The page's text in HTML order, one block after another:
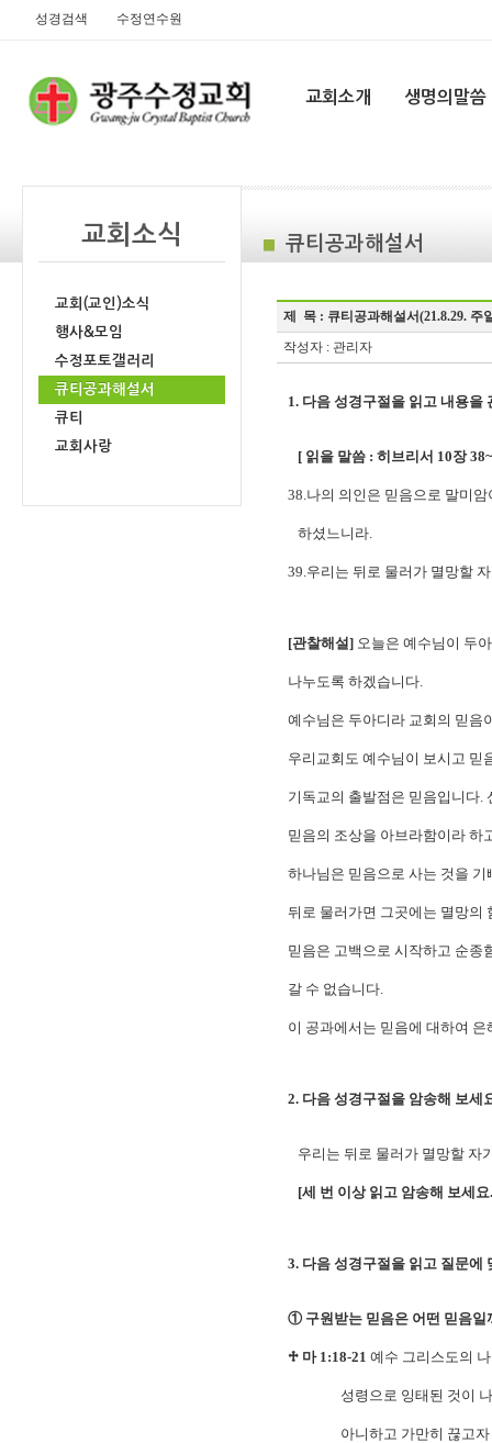
성경검색 수정연수원
교회소개 생명의말씀
교회소식
교회(교인)소식
행사&모임
수정포토갤러리
큐티공과해설서
큐티
교회사랑
큐티공과해설서
제 목 : 큐티공과해설서(21.8.29. 주
작성자 : 관리자
1. 다음 성경구절을 읽고 내용을
[ 읽을 말씀 : 히브리서 10장
38.나의 의인은 믿음으로 말미
하셨느니라.
39.우리는 뒤로 물러가 멸망할
[관찰해설] 오늘은 예수님이 두
나누도록 하겠습니다.
예수님은 두아디라 교회의 믿음
우리교회도 예수님이 보시고 믿
기독교의 출발점은 믿음입니다.
믿음의 조상을 아브라함이라 하
하나님은 믿음으로 사는 것을
뒤로 물러가면 그곳에는 멸망의
믿음은 고백으로 시작하고 순종
갈 수 없습니다.
이 공과에서는 믿음에 대하여
2. 다음 성경구절을 암송해 보세
우리는 뒤로 물러가 멸망할 자
[세 번 이상 읽고 암송해 보세
3. 다음 성경구절을 읽고 질문에
① 구원받는 믿음은 어떤 믿음일
♱ 마 1:18-21 예수 그리스도의
성령으로 잉태된 것이 나타
아니하고 가만히 끊고자 하